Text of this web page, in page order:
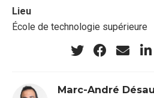
Lieu
École de technologie supérieure
Marc-André